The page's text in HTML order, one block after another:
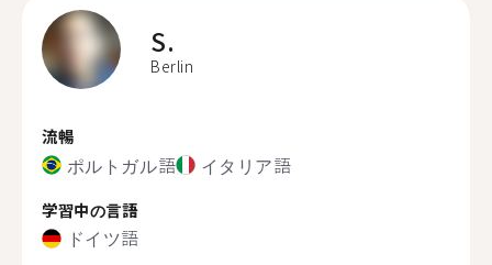
S.
Berlin
流暢
ポルトガル語 イタリア語
学習中の言語
ドイツ語